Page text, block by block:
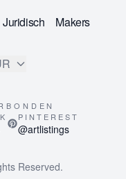
Juridisch Makers
PINTEREST
@artlistings
Reserved.